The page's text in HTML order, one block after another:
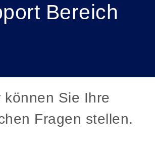
Bereich
können Sie Ihre
Fragen stellen.